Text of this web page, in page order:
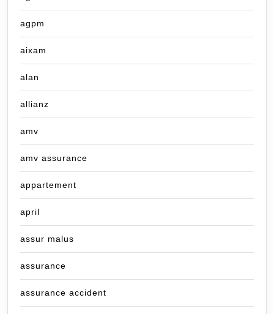
agpm
aixam
alan
allianz
amv
amv assurance
appartement
april
assur malus
assurance
assurance accident